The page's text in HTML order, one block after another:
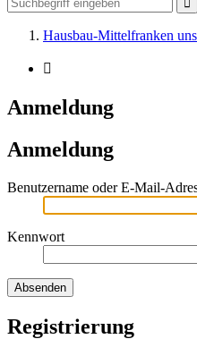
Hausbau-Mittelfranken
Anmeldung
Anmeldung
Benutzername oder E-Mail-
Kennwort
Registrierung